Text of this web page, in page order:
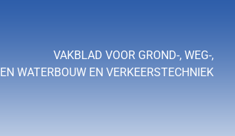
VAKBLAD VOOR GROND-, WEG-,
EN WATERBOUW EN VERKEERSTECHNIEK